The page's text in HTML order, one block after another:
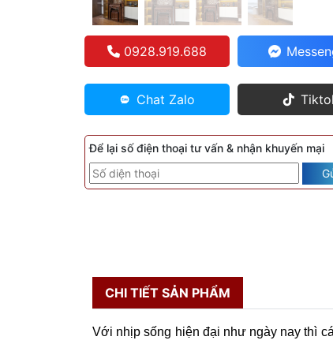
0928.919.688
Chat Zalo
Để lại số điện thoại tư vấn & nhận khuyến mại
CHI TIẾT SẢN PHẨM
Với nhịp sống hiện đại như ngày nay thì